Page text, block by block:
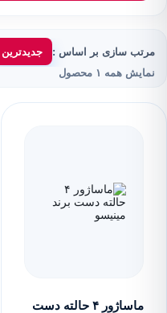
مرتب سازی بر اساس : جدیدترین
نمایش همه ۱ محصول
ماساژور ۴ حالته دست